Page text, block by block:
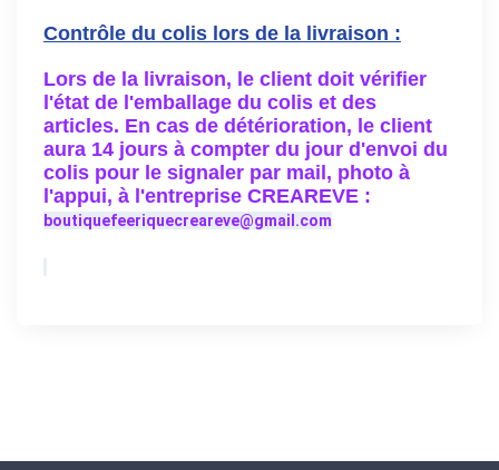
Contrôle du colis lors de la livraison :
Lors de la livraison, le client doit vérifier
l'état de l'emballage du colis et des
articles. En cas de détérioration, le client
aura 14 jours à compter du jour d'envoi du
colis pour le signaler par mail, photo à
l'appui, à l'entreprise CREAREVE :
boutiquefeeriquecreareve@gmail.com